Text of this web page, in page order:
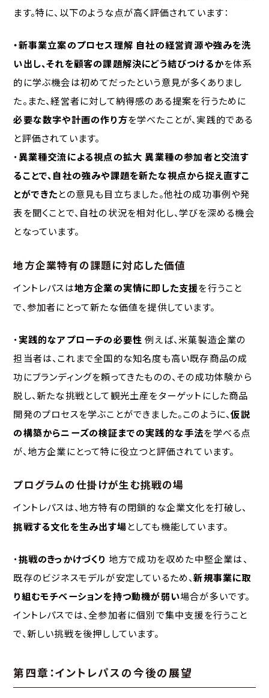
ます。特に、以下のような点が高く評価されています：
・新事業立案のプロセス理解 自社の経営資源や強みを洗
い出し、それを顧客の課題解決にどう結びつけるかを体系
的に学ぶ機会は初めてだったという意見が多くありまし
た。また、経営者に対して納得感のある提案を行うために
必要な数字や計画の作り方を学べたことが、実践的である
と評価されています。
・異業種交流による視点の拡大 異業種の参加者と交流す
ることで、自社の強みや課題を新たな視点から捉え直すこ
とができたとの意見も目立ちました。他社の成功事例や発
表を聞くことで、自社の状況を相対化し、学びを深める機会
となっています。
地方企業特有の課題に対応した価値
イントレパスは地方企業の実情に即した支援を行うこと
で、参加者にとって新たな価値を提供しています。
・実践的なアプローチの必要性 例えば、米菓製造企業の
担当者は、これまで全国的な知名度も高い既存商品の成
功にブランディングを頼ってきたものの、その成功体験から
脱し、新たな挑戦として観光土産をターゲットにした商品
開発のプロセスを学ぶことができました。このように、仮説
の構築からニーズの検証までの実践的な手法を学べる点
が、地方企業にとって特に役立つと評価されています。
プログラムの仕掛けが生む挑戦の場
イントレパスは、地方特有の閉鎖的な企業文化を打破し、
挑戦する文化を生み出す場としても機能しています。
・挑戦のきっかけづくり 地方で成功を収めた中堅企業は、
既存のビジネスモデルが安定しているため、新規事業に取
り組むモチベーションを持つ動機が弱い場合が多いです。
イントレパスでは、全参加者に個別で集中支援を行うこと
で、新しい挑戦を後押ししています。
第四章：イントレパスの今後の展望